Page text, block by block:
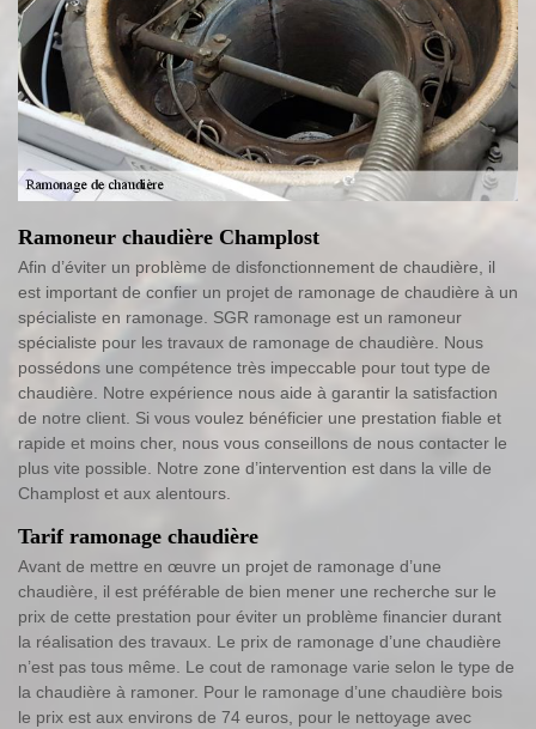
Ramoneur chaudière Champlost
Afin d’éviter un problème de disfonctionnement de chaudière, il
est important de confier un projet de ramonage de chaudière à un
spécialiste en ramonage. SGR ramonage est un ramoneur
spécialiste pour les travaux de ramonage de chaudière. Nous
possédons une compétence très impeccable pour tout type de
chaudière. Notre expérience nous aide à garantir la satisfaction
de notre client. Si vous voulez bénéficier une prestation fiable et
rapide et moins cher, nous vous conseillons de nous contacter le
plus vite possible. Notre zone d’intervention est dans la ville de
Champlost et aux alentours.
Tarif ramonage chaudière
Avant de mettre en œuvre un projet de ramonage d’une
chaudière, il est préférable de bien mener une recherche sur le
prix de cette prestation pour éviter un problème financier durant
la réalisation des travaux. Le prix de ramonage d’une chaudière
n’est pas tous même. Le cout de ramonage varie selon le type de
la chaudière à ramoner. Pour le ramonage d’une chaudière bois
le prix est aux environs de 74 euros, pour le nettoyage avec